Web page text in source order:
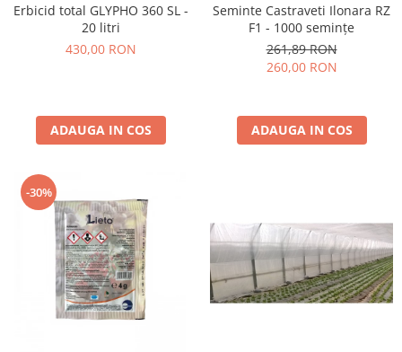
Erbicid total GLYPHO 360 SL -
20 litri
430,00 RON
ADAUGA IN COS
Seminte Castraveti Ilonara RZ
F1 - 1000 semințe
261,89 RON
260,00 RON
ADAUGA IN COS
-30%